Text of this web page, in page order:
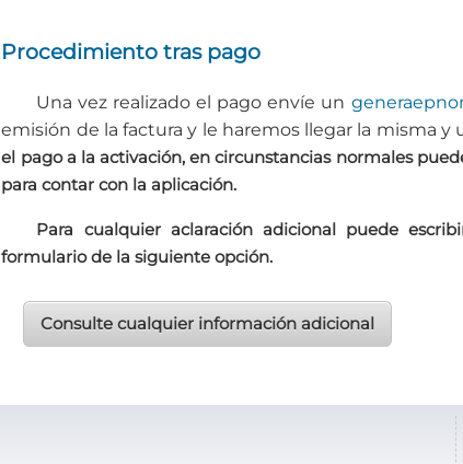
Procedimiento tras pago
Una vez realizado el pago envíe un
emisión de la factura y le haremos llegar la misma y
el pago a la activación, en circunstancias normales
para contar con la aplicación.
Para cualquier aclaración adicional puede
formulario de la siguiente opción.
Consulte cualquier información adicional